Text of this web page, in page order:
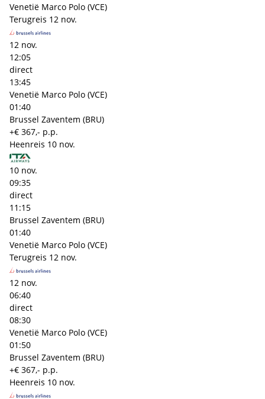
Venetië Marco Polo (VCE)
Terugreis 12 nov.
12 nov.
12:05
direct
13:45
Venetië Marco Polo (VCE)
01:40
Brussel Zaventem (BRU)
+€ 367,- p.p.
Heenreis 10 nov.
10 nov.
09:35
direct
11:15
Brussel Zaventem (BRU)
01:40
Venetië Marco Polo (VCE)
Terugreis 12 nov.
12 nov.
06:40
direct
08:30
Venetië Marco Polo (VCE)
01:50
Brussel Zaventem (BRU)
+€ 367,- p.p.
Heenreis 10 nov.